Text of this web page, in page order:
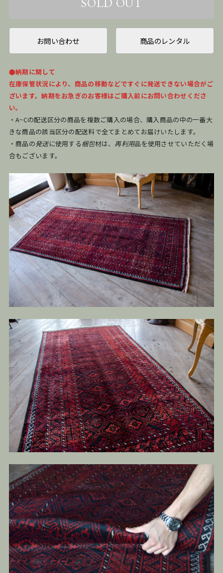
お問い合わせ 商品のレンタル
●納期に関して
在庫保管状況により、商品の移動などですぐに発送できない場合がご
ざいます。納期をお急ぎのお客様はご購入前にお問い合わせくださ
い。
・A~Cの配送区分の商品を複数ご購入の場合、購入商品の中の一番大
きな商品の該当区分の配送料で全てまとめてお届けいたします。
・商品の発送に使用する梱包材は、 再利用品を使用させていただく場
合もございます。